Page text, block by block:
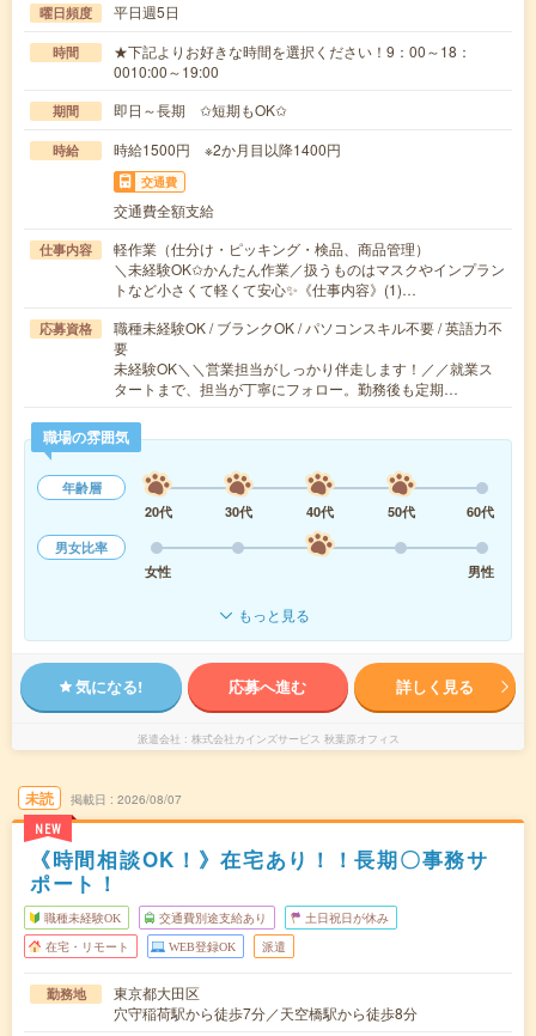
曜日頻度 平日週5日
時間
★下記よりお好きな時間を選択ください！9：00～18：
0010:00～19:00
期間 即日～長期 ✩短期もOK✩
時給 時給1500円 ※2か月目以降1400円
交通費
交通費全額支給
仕事内容
軽作業（仕分け・ピッキング・検品、商品管理）
＼未経験OK✩かんたん作業／扱うものはマスクやインプラン
トなど小さくて軽くて安心✨《仕事内容》(1)…
応募資格
職種未経験OK / ブランクOK / パソコンスキル不要 / 英語力不
要
未経験OK＼＼営業担当がしっかり伴走します！／／就業ス
タートまで、担当が丁寧にフォロー。勤務後も定期…
職場の雰囲気
年齢層
20代
30代 40代 50代
60代
男女比率
女性
男性
もっと見る
気になる! 応募へ進む 詳しく見る
派遣会社 株式会社カインズサービス 秋葉原オフィス
未読
NEW
掲載日 2026/08/07
《時間相談OK！》在宅あり！！長期〇事務サ
ポート！
職種未経験OK 交通費別途支給あり 土日祝日が休み
在宅・リモート WEB登録OK 派遣
勤務地
東京都大田区
穴守稲荷駅から徒歩7分／天空橋駅から徒歩8分